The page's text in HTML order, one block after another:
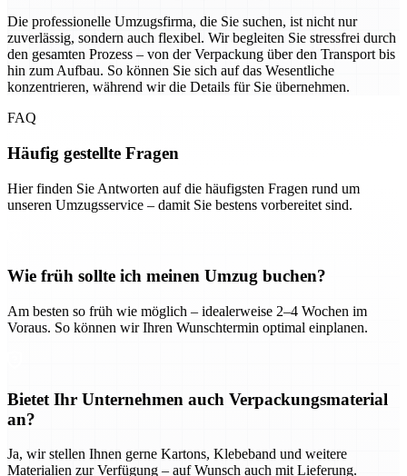
Die professionelle Umzugsfirma, die Sie suchen, ist nicht nur
zuverlässig, sondern auch flexibel. Wir begleiten Sie stressfrei durch
den gesamten Prozess – von der Verpackung über den Transport bis
hin zum Aufbau. So können Sie sich auf das Wesentliche
konzentrieren, während wir die Details für Sie übernehmen.
FAQ
Häufig gestellte Fragen
Hier finden Sie Antworten auf die häufigsten Fragen rund um
unseren Umzugsservice – damit Sie bestens vorbereitet sind.
Wie früh sollte ich meinen Umzug buchen?
Am besten so früh wie möglich – idealerweise 2–4 Wochen im
Voraus. So können wir Ihren Wunschtermin optimal einplanen.
Bietet Ihr Unternehmen auch Verpackungsmaterial
an?
Ja, wir stellen Ihnen gerne Kartons, Klebeband und weitere
Materialien zur Verfügung – auf Wunsch auch mit Lieferung.